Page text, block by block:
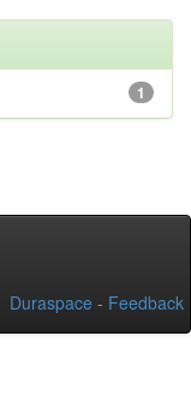
1
Duraspace - Feedback